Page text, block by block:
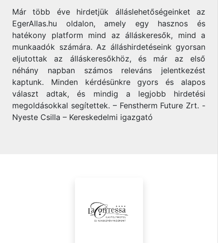
Már több éve hirdetjük álláslehetőségeinket az
EgerAllas.hu oldalon, amely egy hasznos és
hatékony platform mind az álláskeresők, mind a
munkaadók számára. Az álláshirdetéseink gyorsan
eljutottak az álláskeresőkhöz, és már az első
néhány napban számos releváns jelentkezést
kaptunk. Minden kérdésünkre gyors és alapos
választ adtak, és mindig a legjobb hirdetési
megoldásokkal segítettek. – Fenstherm Future Zrt. -
Nyeste Csilla – Kereskedelmi igazgató